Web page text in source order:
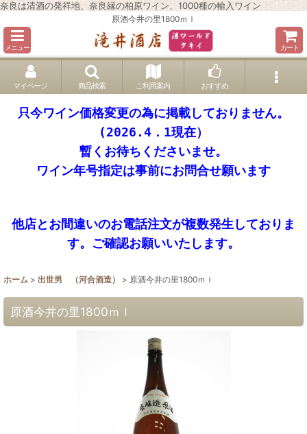
奈良は清酒の発祥地、奈良縁の柏原ワイン、1000種の輸入ワイン
原酒今井の里1800ｍｌ
メニュー カート
マイページ 商品検索 ご利用案内 おすすめ
只今ワイン価格変更の為に掲載しておりません。
(2026.4．1現在）
暫くお待ちくださいませ。
ワイン年号指定は事前にお問合せ願います
他店とお間違いのお電話注文が複数発生しておりま
す。ご確認お願いいたします。
ホーム > 出世男 （河合酒造） > 原酒今井の里1800ｍｌ
原酒今井の里1800ｍｌ